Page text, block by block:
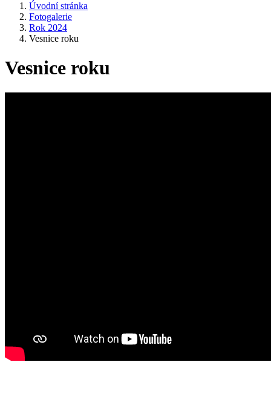
Úvodní stránka
Fotogalerie
Rok 2024
Vesnice roku
Vesnice roku